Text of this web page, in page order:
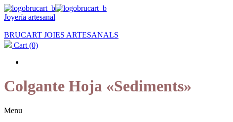
Joyería artesanal
BRUCART JOIES ARTESANALS
Cart (0)
Colgante Hoja «Sediments»
Menu